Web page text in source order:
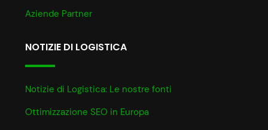
Aziende Partner
NOTIZIE DI LOGISTICA
Notizie di Logistica: Le nostre fonti
Ottimizzazione SEO in Europa